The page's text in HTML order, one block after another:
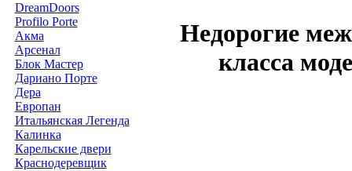
DreamDoors
Profilo Porte
Акма
Арсенал
Блок Мастер
Дариано Порте
Дера
Европан
Итальянская Легенда
Калинка
Карельские двери
Краснодеревщик
Недорогие
класса